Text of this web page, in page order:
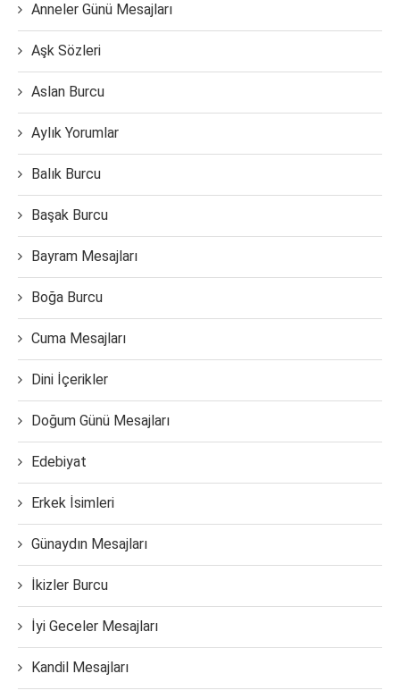
Anneler Günü Mesajları
Aşk Sözleri
Aslan Burcu
Aylık Yorumlar
Balık Burcu
Başak Burcu
Bayram Mesajları
Boğa Burcu
Cuma Mesajları
Dini İçerikler
Doğum Günü Mesajları
Edebiyat
Erkek İsimleri
Günaydın Mesajları
İkizler Burcu
İyi Geceler Mesajları
Kandil Mesajları